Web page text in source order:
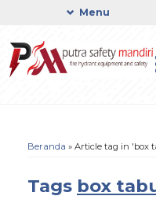
Menu
Beranda » Article tag in 'box
Tags box